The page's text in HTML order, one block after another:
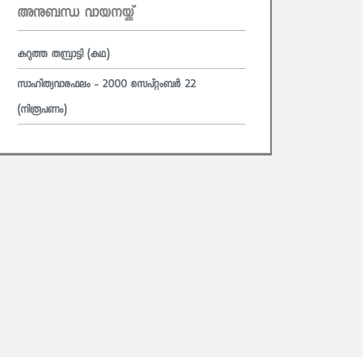
അനുബന്ധ വായനയ്ക്ക്
കറുത്ത തമ്പ്രാട്ടി (കഥ)
സാഹിത്യവാരഫലം - 2000 സെപ്റ്റംബര്‍ 22
(നിരൂപണം)